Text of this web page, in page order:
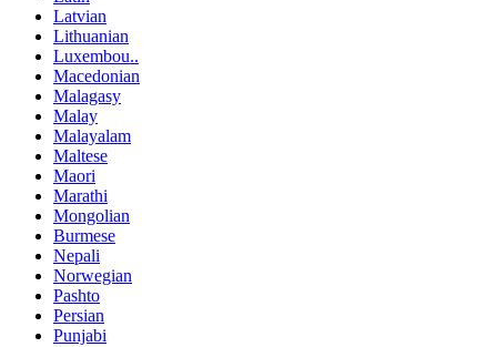
Latvian
Lithuanian
Luxembou..
Macedonian
Malagasy
Malay
Malayalam
Maltese
Maori
Marathi
Mongolian
Burmese
Nepali
Norwegian
Pashto
Persian
Punjabi